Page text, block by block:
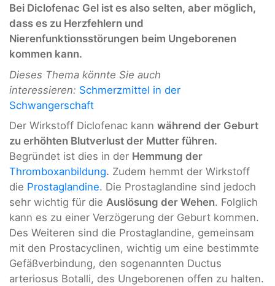
Bei Diclofenac Gel ist es also selten, aber möglich,
dass es zu Herzfehlern und
Nierenfunktionsstörungen beim Ungeborenen
kommen kann.
Dieses Thema könnte Sie auch
interessieren: Schmerzmittel in der
Schwangerschaft
Der Wirkstoff Diclofenac kann während der Geburt
zu erhöhten Blutverlust der Mutter führen.
Begründet ist dies in der Hemmung der
Thromboxanbildung. Zudem hemmt der Wirkstoff
die Prostaglandine. Die Prostaglandine sind jedoch
sehr wichtig für die Auslösung der Wehen. Folglich
kann es zu einer Verzögerung der Geburt kommen.
Des Weiteren sind die Prostaglandine, gemeinsam
mit den Prostacyclinen, wichtig um eine bestimmte
Gefäßverbindung, den sogenannten Ductus
arteriosus Botalli, des Ungeborenen offen zu halten.